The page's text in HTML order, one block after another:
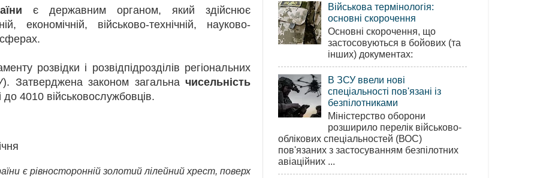
є державним органом, який здійснює
економічній, військово-технічній, науково-
сферах.
розвідки і розвідпідрозділів регіональних
Затверджена законом загальна чисельність
4010 військовослужбовців.
є рівносторонній золотий лілейний хрест, поверх
Військова термінологія:
основні скорочення
Основні скорочення, що
застосовуються в бойових (та
інших) документах:
В ЗСУ ввели нові
спеціальності пов'язані із
безпілотниками
Міністерство оборони
розширило перелік військово-
облікових спеціальностей (ВОС)
пов'язаних з застосуванням безпілотних
авіаційних ...